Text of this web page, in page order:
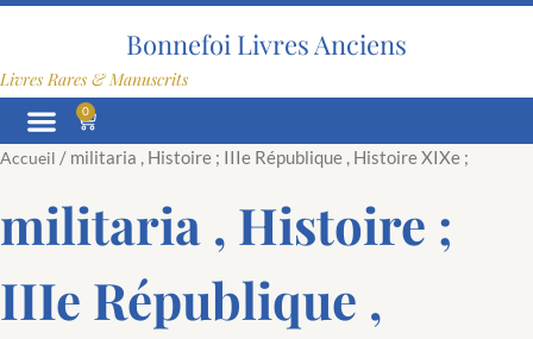
Aller
Bonnefoi Livres Anciens
Livres Rares & Manuscrits
0
Panier
Accueil / militaria , Histoire ; IIIe République , Histoire XIXe ;
militaria , Histoire ;
IIIe République ,